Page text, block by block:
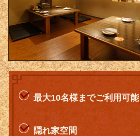
最大10名様までご利用可能
隠れ家空間